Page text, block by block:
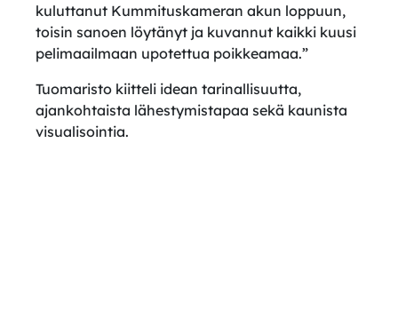
kuluttanut Kummituskameran akun loppuun,
toisin sanoen löytänyt ja kuvannut kaikki kuusi
pelimaailmaan upotettua poikkeamaa.”
Tuomaristo kiitteli idean tarinallisuutta,
ajankohtaista lähestymistapaa sekä kaunista
visualisointia.